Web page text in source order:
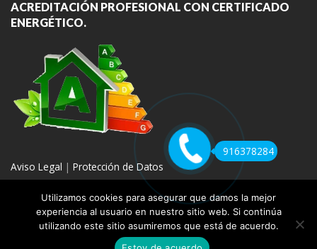
ACREDITACIÓN PROFESIONAL CON CERTIFICADO
ENERGÉTICO.
Aviso Legal | Protección de Datos
COPYRIGHT 2020 | REPARACION DE CALDERAS MADRID
Utilizamos cookies para asegurar que damos la mejor
experiencia al usuario en nuestro sitio web. Si continúa
utilizando este sitio asumiremos que está de acuerdo.
916378284